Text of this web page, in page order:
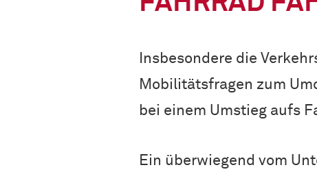
Insbesondere die
Mobilitätsfragen zum
bei einem Umstieg aufs
Ein überwiegend vom